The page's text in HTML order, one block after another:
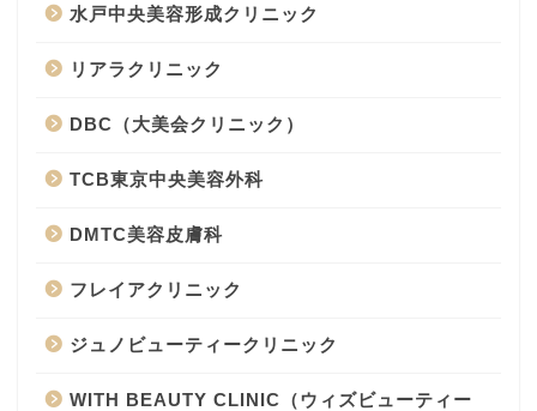
水戸中央美容形成クリニック
リアラクリニック
DBC（大美会クリニック）
TCB東京中央美容外科
DMTC美容皮膚科
フレイアクリニック
ジュノビューティークリニック
WITH BEAUTY CLINIC（ウィズビューティー